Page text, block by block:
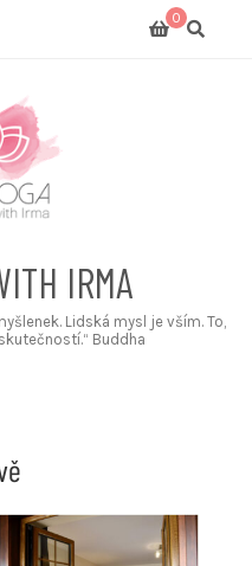
0
IRMA
Lidská mysl je vším. To,
Buddha